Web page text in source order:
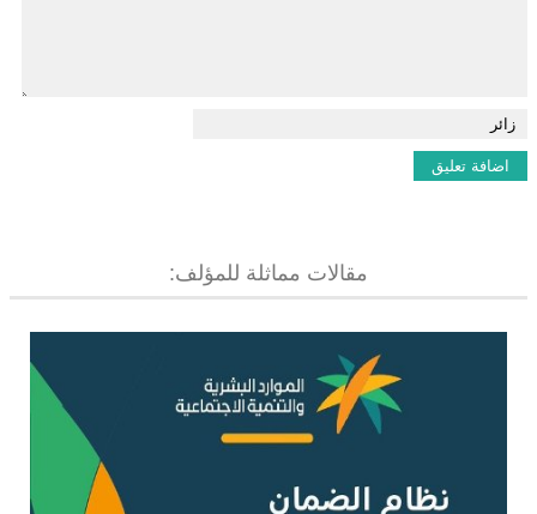
مقالات مماثلة للمؤلف: